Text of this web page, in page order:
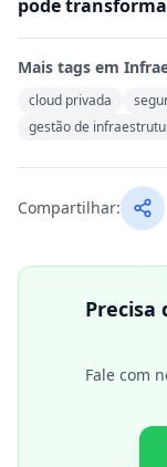
pode
Mais tags em
cloud privada
gestão de
Compartilhar:
Precisa
Fale com